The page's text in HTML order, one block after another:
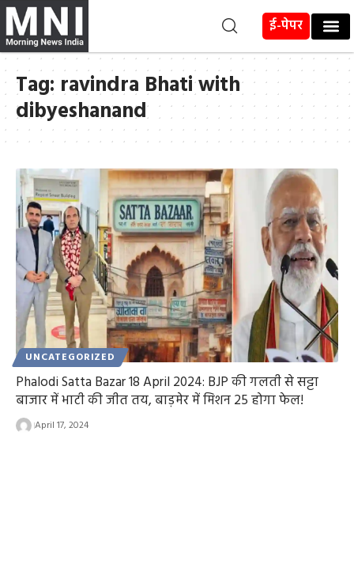
ई-पेपर
Tag: ravindra Bhati with
dibyeshanand
UNCATEGORIZED
Phalodi Satta Bazar 18 April 2024: BJP की गलती से सट्टा
बाजार में भाटी की जीत तय, बाड़मेर में मिशन 25 होगा फेल!
April 17, 2024